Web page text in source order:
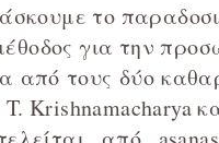
το
για την
από τους δύο
Krishnamacharya